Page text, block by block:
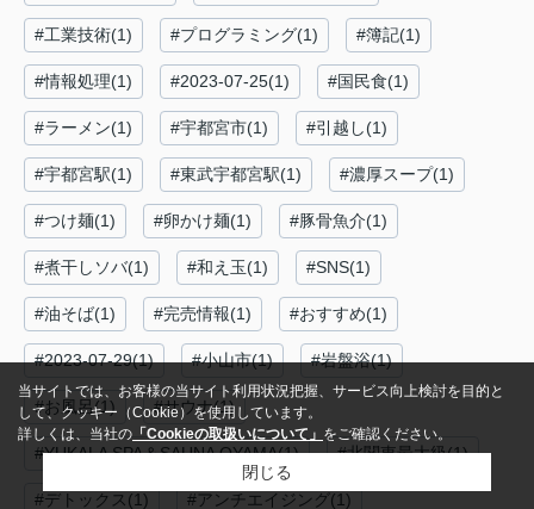
#工業技術(1) #プログラミング(1) #簿記(1)
#情報処理(1) #2023-07-25(1) #国民食(1)
#ラーメン(1) #宇都宮市(1) #引越し(1)
#宇都宮駅(1) #東武宇都宮駅(1) #濃厚スープ(1)
#つけ麺(1) #卵かけ麺(1) #豚骨魚介(1)
#煮干しソバ(1) #和え玉(1) #SNS(1)
#油そば(1) #完売情報(1) #おすすめ(1)
#2023-07-29(1) #小山市(1) #岩盤浴(1)
#お風呂(1) #サウナ(1)
#YUKALA SPA＆SAUNA OYAMA(1) #北関東最大級(1)
#デトックス(1) #アンチエイジング(1)
当サイトでは、お客様の当サイト利用状況把握、サービス向上検討を目的と
して、クッキー（Cookie）を使用しています。
詳しくは、当社の 「Cookieの取扱いについて」 をご確認ください。
閉じる